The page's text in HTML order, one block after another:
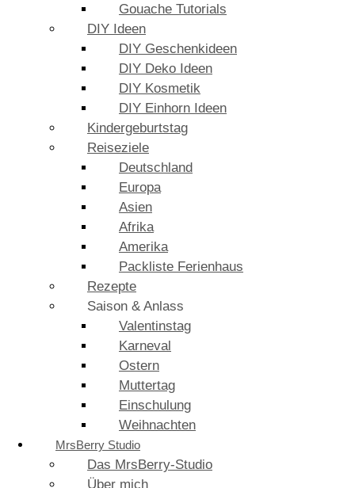
Gouache Tutorials
DIY Ideen
DIY Geschenkideen
DIY Deko Ideen
DIY Kosmetik
DIY Einhorn Ideen
Kindergeburtstag
Reiseziele
Deutschland
Europa
Asien
Afrika
Amerika
Packliste Ferienhaus
Rezepte
Saison & Anlass
Valentinstag
Karneval
Ostern
Muttertag
Einschulung
Weihnachten
MrsBerry Studio
Das MrsBerry-Studio
Über mich